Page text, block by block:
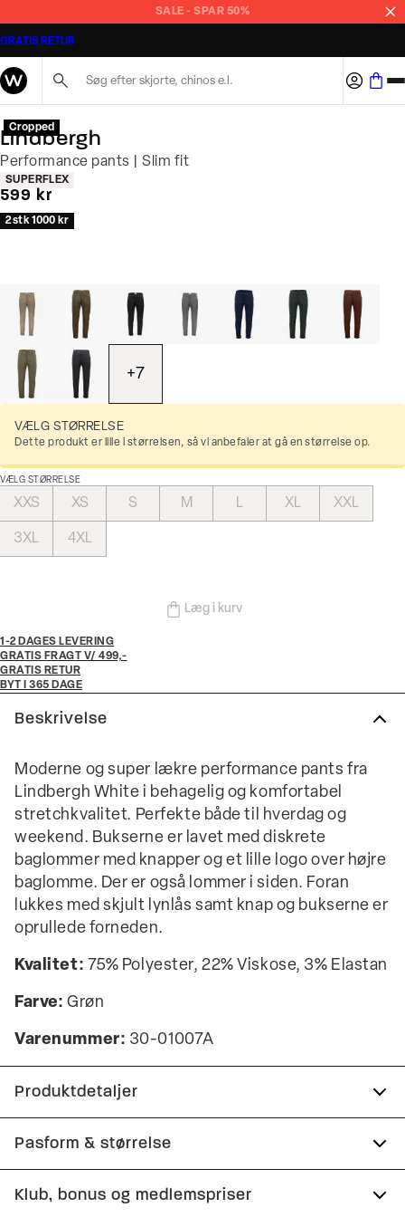
SALE - SPAR 50%
GRATIS RETUR
Cropped
Lindbergh
Performance pants | Slim fit
Produkt egenskaber
SUPERFLEX
I alt (inkl. rabat)
599 kr
2 stk 1000 kr
+7
VÆLG STØRRELSE
Dette produkt er lille i størrelsen, så vi anbefaler at gå en størrelse op.
VÆLG STØRRELSE
XXS XS S M L XL XXL
3XL 4XL
Læg i kurv
1-2 DAGES LEVERING
GRATIS FRAGT V/ 499,-
GRATIS RETUR
BYT I 365 DAGE
Beskrivelse
Moderne og super lækre performance pants fra
Lindbergh White i behagelig og komfortabel
stretchkvalitet. Perfekte både til hverdag og
weekend. Bukserne er lavet med diskrete
baglommer med knapper og et lille logo over højre
baglomme. Der er også lommer i siden. Foran
lukkes med skjult lynlås samt knap og bukserne er
oprullede forneden.
Kvalitet: 75% Polyester, 22% Viskose, 3% Elastan
Farve: Grøn
Varenummer: 30-01007A
Produktdetaljer
Lavet med Superflex, der giver ekstra
elasticitet og komfort.
Der er to lommer på siden.
Pasform & størrelse
Fit:Slim fit
Klub, bonus og medlemspriser